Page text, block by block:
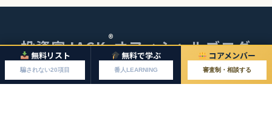
無料リスト
騙されない20項目
無料で学ぶ
番人LEARNING
コアメンバー
審査制・相談する
投資家JACK®オフィシャルブログ
© 2026 投資家JACKオフィシャルブログ